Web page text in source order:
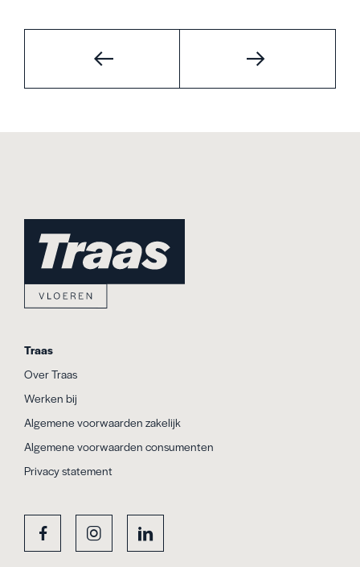
Traas
Over Traas
Werken bij
Algemene voorwaarden zakelijk
Algemene voorwaarden consumenten
Privacy statement